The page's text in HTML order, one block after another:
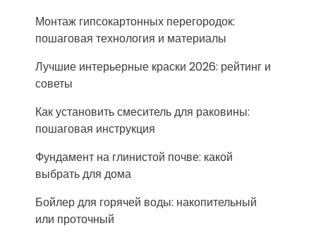
Монтаж гипсокартонных перегородок:
пошаговая технология и материалы
Лучшие интерьерные краски 2026: рейтинг и
советы
Как установить смеситель для раковины:
пошаговая инструкция
Фундамент на глинистой почве: какой
выбрать для дома
Бойлер для горячей воды: накопительный
или проточный